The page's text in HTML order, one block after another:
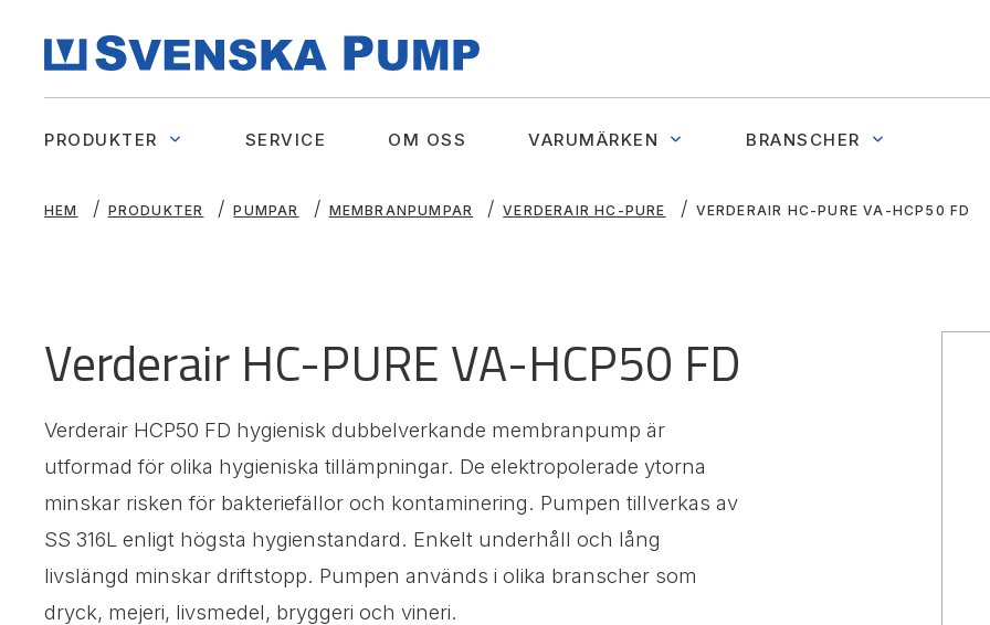
PRODUKTER SERVICE OM OSS VARUMÄRKEN BRANSCHER
HEM PRODUKTER PUMPAR MEMBRANPUMPAR VERDERAIR HC-PURE VERDERAIR HC-PURE VA-HCP50 FD
Verderair HC-PURE VA-HCP50 FD
Verderair HCP50 FD hygienisk dubbelverkande membranpump är
utformad för olika hygieniska tillämpningar. De elektropolerade ytorna
minskar risken för bakteriefällor och kontaminering. Pumpen tillverkas av
SS 316L enligt högsta hygienstandard. Enkelt underhåll och lång
livslängd minskar driftstopp. Pumpen används i olika branscher som
dryck, mejeri, livsmedel, bryggeri och vineri.